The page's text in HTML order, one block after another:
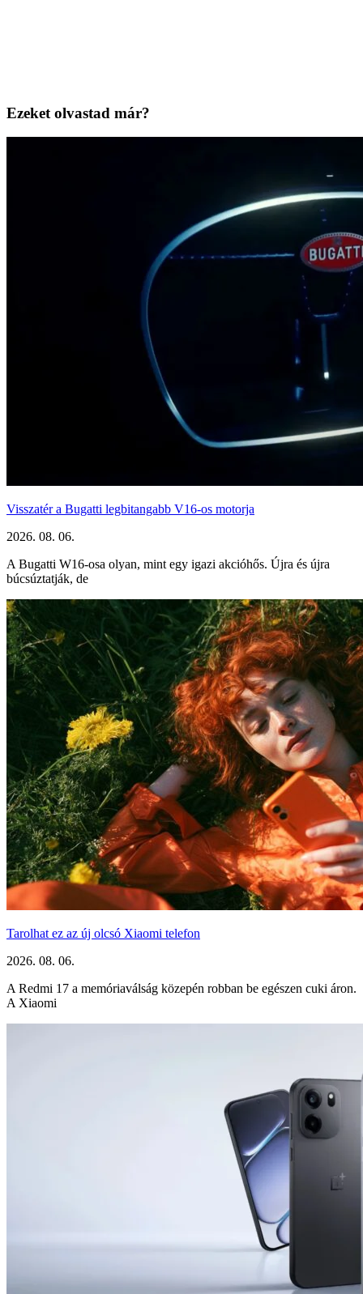
Ezeket olvastad már?
Visszatér a Bugatti legbitangabb V16-os motorja
2026. 08. 06.
A Bugatti W16-osa olyan, mint egy igazi akcióhős. Újra és újra
búcsúztatják, de
Tarolhat ez az új olcsó Xiaomi telefon
2026. 08. 06.
A Redmi 17 a memóriaválság közepén robban be egészen cuki áron.
A Xiaomi